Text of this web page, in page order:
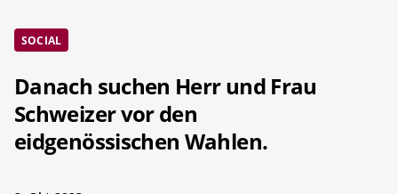
SOCIAL
Danach suchen Herr und Frau
Schweizer vor den
eidgenössischen Wahlen.